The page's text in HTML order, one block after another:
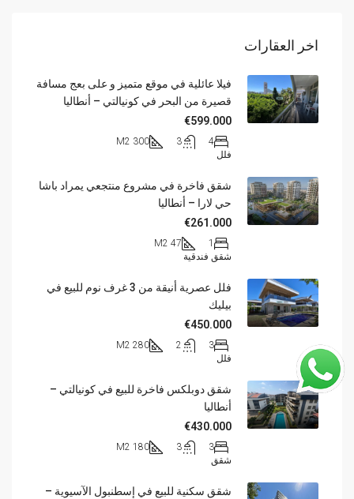
اخر العقارات
فيلا عائلية في موقع متميز و على بعج مسافة
قصيرة من البحر في كونيالتي – أنطاليا
€599.000
4
3
300 M2
فلل
شقق فاخرة في مشروع منتجعي يمراد باشا
حي لارا – أنطاليا
€261.000
1
47 M2
شقق فندقية
فلل عصرية أنيقة من 3 غرف نوم للبيع في
بيليك
€450.000
3
2
280 M2
فلل
شقق دوبلكس فاخرة للبيع في كونيالتي –
أنطاليا
€430.000
3
3
180 M2
شقق
شقق سكنية للبيع في إسطنبول الآسيوية –